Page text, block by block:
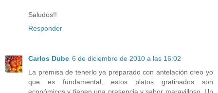
Saludos!!
Responder
Carlos Dube 6 de diciembre de 2010 a las 16:02
La premisa de tenerlo ya preparado con antelación creo yo
que es fundamental, estos platos gratinados son